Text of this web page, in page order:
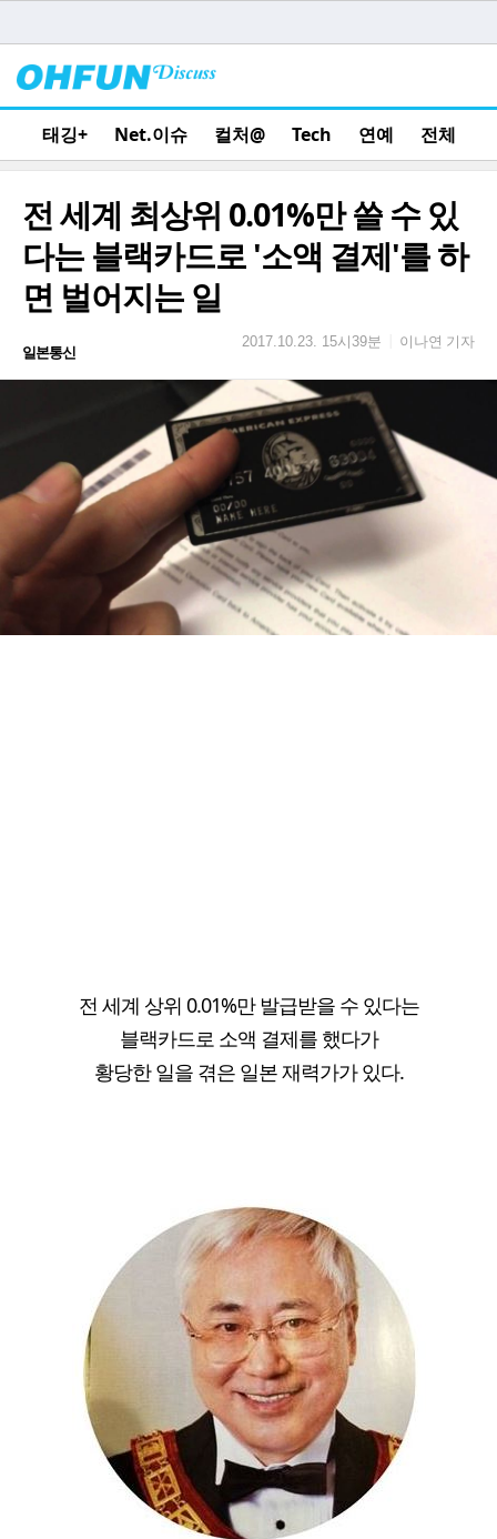
태깅+ Net.이슈 컬처@ Tech 연예 전체
전 세계 최상위 0.01%만 쓸 수 있
다는 블랙카드로 '소액 결제'를 하
면 벌어지는 일
일본통신
2017.10.23. 15시39분 이나연 기자
전 세계 상위 0.01%만 발급받을 수 있다는
블랙카드로 소액 결제를 했다가
황당한 일을 겪은 일본 재력가가 있다.